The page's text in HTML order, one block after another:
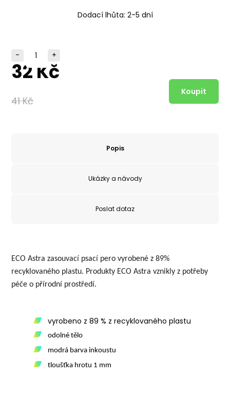
Dodací lhůta: 2-5 dní
41 Kč
32 Kč
- +
Popis
Ukázky a návody
Poslat dotaz
ECO Astra zasouvací psací pero vyrobené z 89%
recyklovaného plastu. Produkty ECO Astra vznikly z potřeby
péče o přírodní prostředí.
vyrobeno z 89 % z recyklovaného plastu
odolné tělo
modrá barva inkoustu
tloušťka hrotu 1 mm